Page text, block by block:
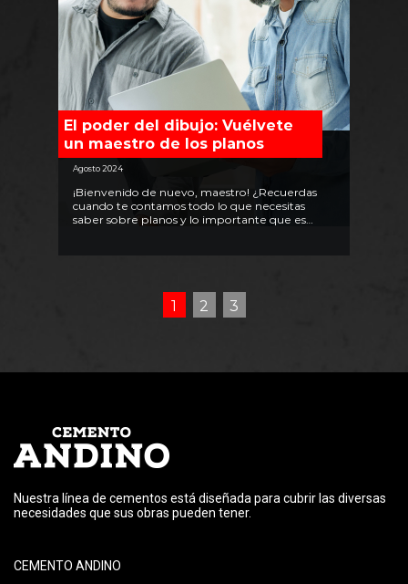
El poder del dibujo: Vuélvete
un maestro de los planos
Agosto 2024
¡Bienvenido de nuevo, maestro! ¿Recuerdas
cuando te contamos todo lo que necesitas
saber sobre planos y lo importante que es
1 2 3
Nuestra línea de cementos está diseñada para cubrir las diversas
necesidades que sus obras pueden tener.
CEMENTO ANDINO